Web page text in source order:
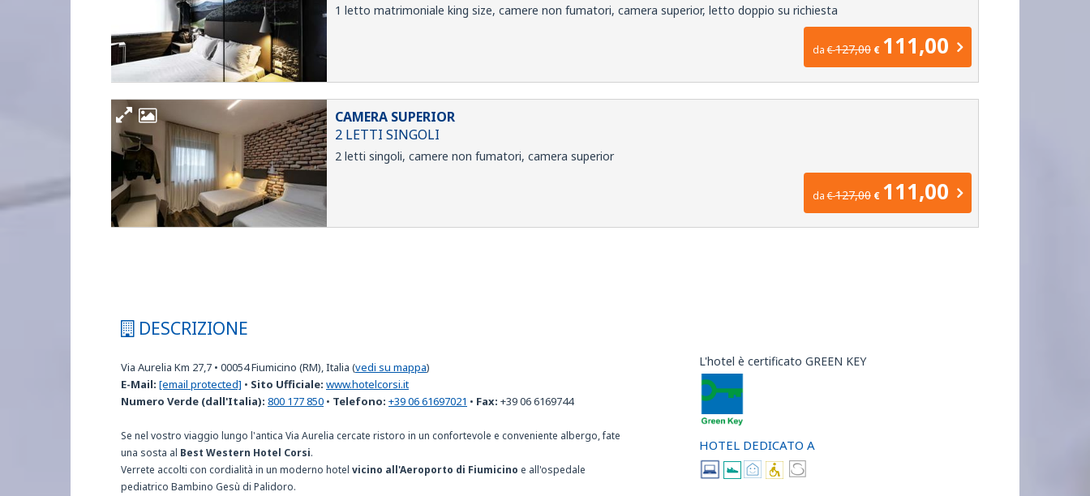
1 letto matrimoniale king size, camere non fumatori, camera superior, letto doppio su richiesta
da€127,00 € 111,00
CAMERA SUPERIOR
2 LETTI SINGOLI
2 letti singoli, camere non fumatori, camera superior
da€127,00 € 111,00
DESCRIZIONE
Via Aurelia Km 27,7 • 00054Fiumicino (RM), Italia (vedi su mappa)
E-Mail: [email protected] • Sito Ufficiale: www.hotelcorsi.it
Numero Verde (dall'Italia): 800 177 850 • Telefono: +39 06 61697021 • Fax: +39 06 6169744
Se nel vostro viaggio lungo l'antica Via Aurelia cercate ristoro in un confortevole e conveniente albergo, fate
una sosta al Best Western Hotel Corsi.
Verrete accolti con cordialità in un moderno hotel vicino all'Aeroporto di Fiumicino e all'ospedale
pediatrico Bambino Gesù di Palidoro.
L'hotel è certificato GREEN KEY
HOTEL DEDICATO A